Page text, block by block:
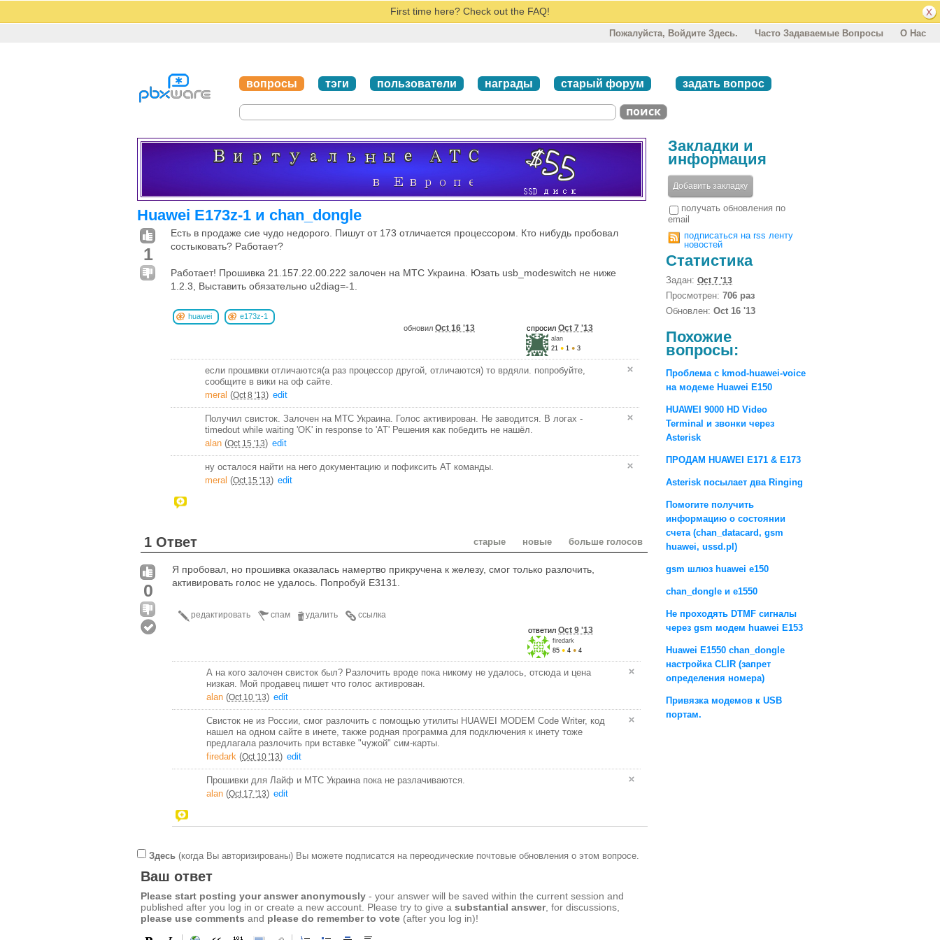
First time here? Check out the FAQ!
Пожалуйста, Войдите Здесь. Часто Задаваемые Вопросы О Нас
вопросы тэги пользователи награды старый форум задать вопрос
Huawei Е173z-1 и chan_dongle
1
Есть в продаже сие чудо недорого. Пишут от 173 отличается процессором. Кто нибудь пробовал
состыковать? Работает?
Работает! Прошивка 21.157.22.00.222 залочен на МТС Украина. Юзать usb_modeswitch не ниже
1.2.3, Выставить обязательно u2diag=-1.
huawei
е173z-1
спросил Oct 7 '13
alan
21 ● 1 ● 3
обновил Oct 16 '13
если прошивки отличаются(а раз процессор другой, отличаются) то врдяли. попробуйте,
сообщите в вики на оф сайте.
meral (Oct 8 '13) edit
Получил свисток. Залочен на МТС Украина. Голос активирован. Не заводится. В логах -
timedout while waiting 'OK' in response to 'AT' Решения как победить не нашёл.
alan (Oct 15 '13) edit
ну осталося найти на него документацию и пофиксить AT команды.
meral (Oct 15 '13) edit
1 Ответ старые новые больше голосов
0
Я пробовал, но прошивка оказалась намертво прикручена к железу, смог только разлочить,
активировать голос не удалось. Попробуй E3131.
ссылка
удалить
спам
редактировать
ответил Oct 9 '13
firedark
85 ● 4 ● 4
А на кого залочен свисток был? Разлочить вроде пока никому не удалось, отсюда и цена
низкая. Мой продавец пишет что голос активрован.
alan (Oct 10 '13) edit
Свисток не из России, смог разлочить с помощью утилиты HUAWEI MODEM Code Writer, код
нашел на одном сайте в инете, также родная программа для подключения к инету тоже
предлагала разлочить при вставке "чужой" сим-карты.
firedark (Oct 10 '13) edit
Прошивки для Лайф и МТС Украина пока не разлачиваются.
alan (Oct 17 '13) edit
Здесь (когда Вы авторизированы) Вы можете подписатся на переодические почтовые обновления о этом вопросе.
Ваш ответ
Please start posting your answer anonymously - your answer will be saved within the current session and
published after you log in or create a new account. Please try to give a substantial answer, for discussions,
please use comments and please do remember to vote (after you log in)!
Закладки и
информация
Добавить закладку
получать обновления по
email
подписаться на rss ленту
новостей
Статистика
Задан: Oct 7 '13
Просмотрен: 706 раз
Обновлен: Oct 16 '13
Похожие
вопросы:
Проблема с kmod-huawei-voice
на модеме Huawei E150
HUAWEI 9000 HD Video
Terminal и звонки через
Asterisk
ПРОДАМ HUAWEI E171 & E173
Asterisk посылает два Ringing
Помогите получить
информацию о состоянии
счета (chan_datacard, gsm
huawei, ussd.pl)
gsm шлюз huawei e150
chan_dongle и e1550
Не проходять DTMF сигналы
через gsm модем huawei E153
Huawei E1550 chan_dongle
настройка CLIR (запрет
определения номера)
Привязка модемов к USB
портам.